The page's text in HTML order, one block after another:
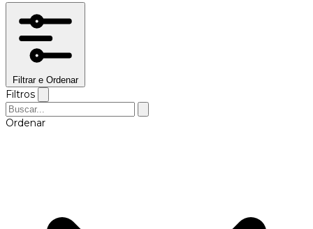
Filtrar e Ordenar
Filtros
Ordenar